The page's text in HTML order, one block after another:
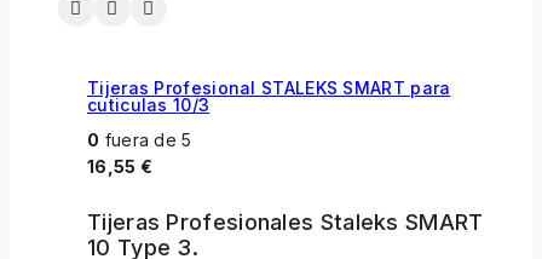
Tijeras Profesional STALEKS SMART para
cuticulas 10/3
0 fuera de 5
16,55 €
Tijeras Profesionales Staleks SMART
10 Type 3.